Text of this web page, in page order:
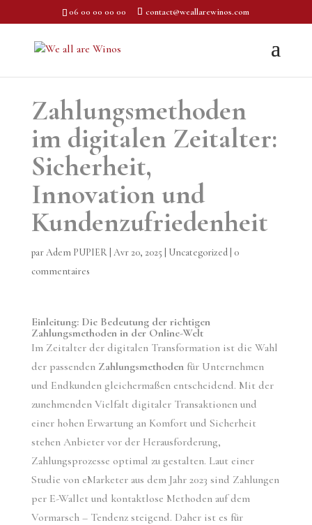
06 00 00 00 00 contact@weallarewinos.com
Zahlungsmethoden
im digitalen Zeitalter:
Sicherheit,
Innovation und
Kundenzufriedenheit
parAdem PUPIER| Avr 20, 2025 Uncategorized| 0
commentaires
Einleitung: Die Bedeutung der richtigen
Zahlungsmethoden in der Online-Welt
Im Zeitalter der digitalen Transformation ist die Wahl
der passenden Zahlungsmethodenfür Unternehmen
und Endkunden gleichermaßen entscheidend. Mit der
zunehmenden Vielfalt digitaler Transaktionen und
einer hohen Erwartung an Komfort und Sicherheit
stehen Anbieter vor der Herausforderung,
Zahlungsprozesse optimal zu gestalten. Laut einer
Studie von eMarketer aus dem Jahr 2023 sind Zahlungen
per E-Wallet und kontaktlose Methoden auf dem
Vormarsch – Tendenz steigend. Daher ist es für